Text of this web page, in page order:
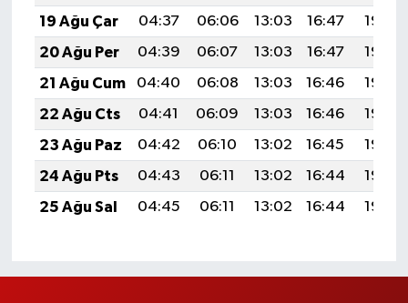
19 Ağu Çar
04:37 06:06 13:03 16:47
19:50
20 Ağu Per
04:39 06:07 13:03 16:47
19:49
21 Ağu Cum
04:40 06:08 13:03 16:46
19:48
22 Ağu Cts
04:41 06:09 13:03 16:46
19:46
23 Ağu Paz
04:42 06:10 13:02 16:45
19:45
24 Ağu Pts
04:43 06:11 13:02 16:44
19:43
25 Ağu Sal
04:45 06:11 13:02 16:44 19:42